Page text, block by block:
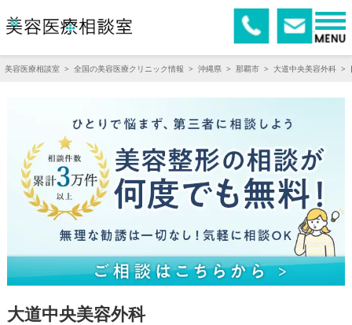
美容医療相談室 > 全国の美容医療クリニック情報 > 沖縄県 > 那覇市 > 大道中央美容外科 >
大道中央美容外科